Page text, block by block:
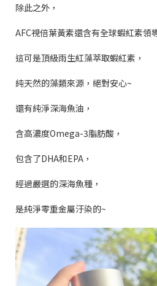
除此之外，
AFC視倍葉黃素還含有全球蝦紅素領
這可是頂級雨生紅藻萃取蝦紅素，
純天然的藻類來源，絕對安心~
還有純淨深海魚油，
含高濃度Omega-3脂肪酸，
包含了DHA和EPA ，
經過嚴選的深海魚種，
是純淨零重金屬汙染的~